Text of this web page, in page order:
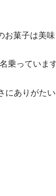
菓子は美
っていま
にありがた